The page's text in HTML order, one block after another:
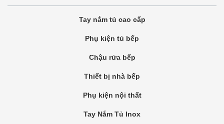
Tay nắm tủ cao cấp
Phụ kiện tủ bếp
Chậu rửa bếp
Thiết bị nhà bếp
Phụ kiện nội thất
Tay Nắm Tủ Inox